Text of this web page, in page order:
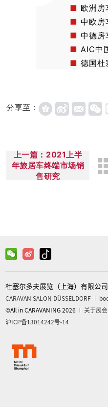
■ 欧洲房
■ 中欧房
■ 中德房
■ AIC中
■ 德国杜
分享至：
上一篇：2021上半
年旅居车终端市场销
售研究
杜塞尔多夫展览（上海）有限公司
CARAVAN SALON DÜSSELDORF
©All in CARAVANING 2026
关于展会
沪ICP备13014242号-14